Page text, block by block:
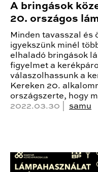
A bringások
20. országos
Minden tavasszal és
igyekszünk minél
elhaladó bringások
figyelmet a
válaszolhassunk a
Kereken 20.
országszerte, hogy
2022.03.30 | samu